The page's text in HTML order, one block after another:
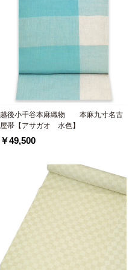
越後小千谷本麻織物 本麻九寸名古
屋帯【アサガオ 水色】
￥49,500